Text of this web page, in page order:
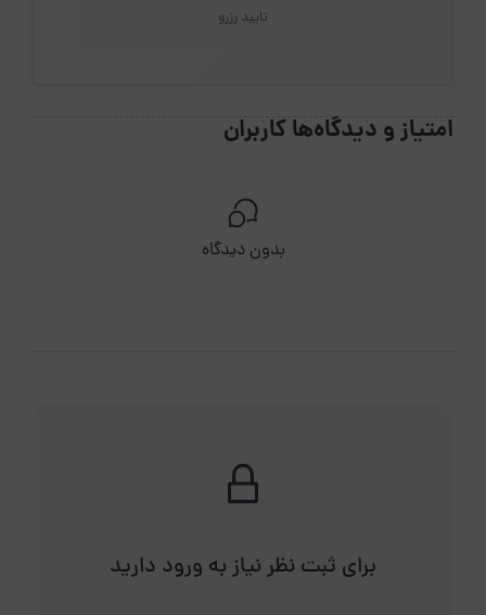
تایید رزرو
امتیاز و دیدگاه‌ها کاربران
بدون دیدگاه
برای ثبت نظر نیاز به ورود دارید